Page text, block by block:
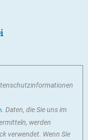
. Daten, die Sie uns im
werden
verwendet. Wenn Sie